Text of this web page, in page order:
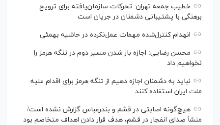
خطیب جمعه تهران: تحرکات سازمان‌یافته برای ترویج
برهنگی با پشتیبانی دشمنان در جریان است
انهدام کنترل‌شده مهمات عمل‌نکرده در حاشیه بهمئی
محسن رضایی: اجازه باز شدن مسیر دوم در تنگه هرمز را
نخواهیم داد
نباید به دشمنان اجازه دهیم از تنگه هرمز برای اقدام علیه
ملت ایران استفاده کنند
هیچ‌گونه اصابتی در قشم و بندرعباس گزارش نشده است/
منشأ صدای انفجار در قشم، هدف قرار دادن اهداف متخاصم بود